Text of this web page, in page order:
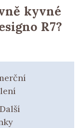
kyvné
R7?
Další